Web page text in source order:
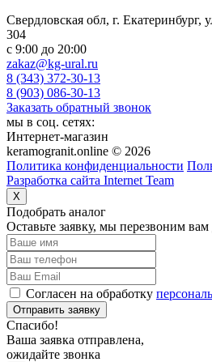
Свердловская обл, г. Екатеринбург,
304
c 9:00 до 20:00
zakaz@kg-ural.ru
8 (343) 372-30-13
8 (903) 086-30-13
Заказать обратный звонок
мы в соц. сетях:
Интернет-магазин
keramogranit.online © 2026
Политика конфиденциальности
Разработка сайта Internet Team
X
Подобрать аналог
Оставьте заявку, мы перезвоним вам
Согласен на обработку
Отправить заявку
Спасибо!
Ваша заявка отправлена,
ожидайте звонка